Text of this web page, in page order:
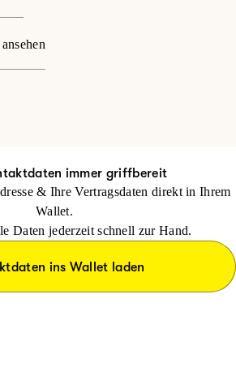
immer griffbereit
& Ihre Vertragsdaten direkt in Ihrem
Wallet.
Daten jederzeit schnell zur Hand.
ins Wallet laden